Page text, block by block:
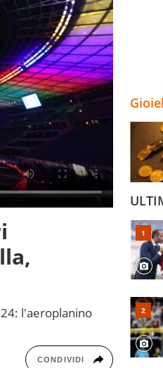
l'aeroplanino
CONDIVIDI